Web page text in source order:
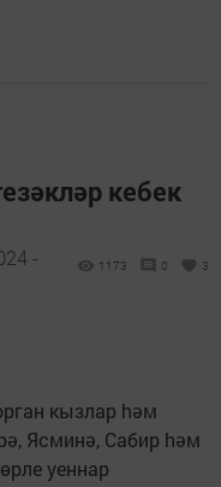
кебек
-
1173 0 3
кызлар hәм
Ясминә, Сабир hәм
уеннар